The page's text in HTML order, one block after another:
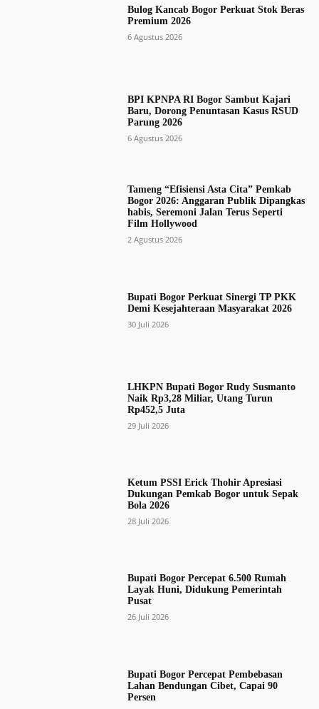
Bulog Kancab Bogor Perkuat Stok Beras
Premium 2026
6 Agustus 2026
BPI KPNPA RI Bogor Sambut Kajari
Baru, Dorong Penuntasan Kasus RSUD
Parung 2026
6 Agustus 2026
Tameng “Efisiensi Asta Cita” Pemkab
Bogor 2026: Anggaran Publik Dipangkas
habis, Seremoni Jalan Terus Seperti
Film Hollywood
2 Agustus 2026
Bupati Bogor Perkuat Sinergi TP PKK
Demi Kesejahteraan Masyarakat 2026
30 Juli 2026
LHKPN Bupati Bogor Rudy Susmanto
Naik Rp3,28 Miliar, Utang Turun
Rp452,5 Juta
29 Juli 2026
Ketum PSSI Erick Thohir Apresiasi
Dukungan Pemkab Bogor untuk Sepak
Bola 2026
28 Juli 2026
Bupati Bogor Percepat 6.500 Rumah
Layak Huni, Didukung Pemerintah
Pusat
26 Juli 2026
Bupati Bogor Percepat Pembebasan
Lahan Bendungan Cibet, Capai 90
Persen